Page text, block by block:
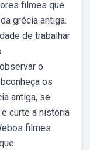
filmes que
grécia antiga.
de trabalhar
o
os
antiga, se
curte a história
filmes